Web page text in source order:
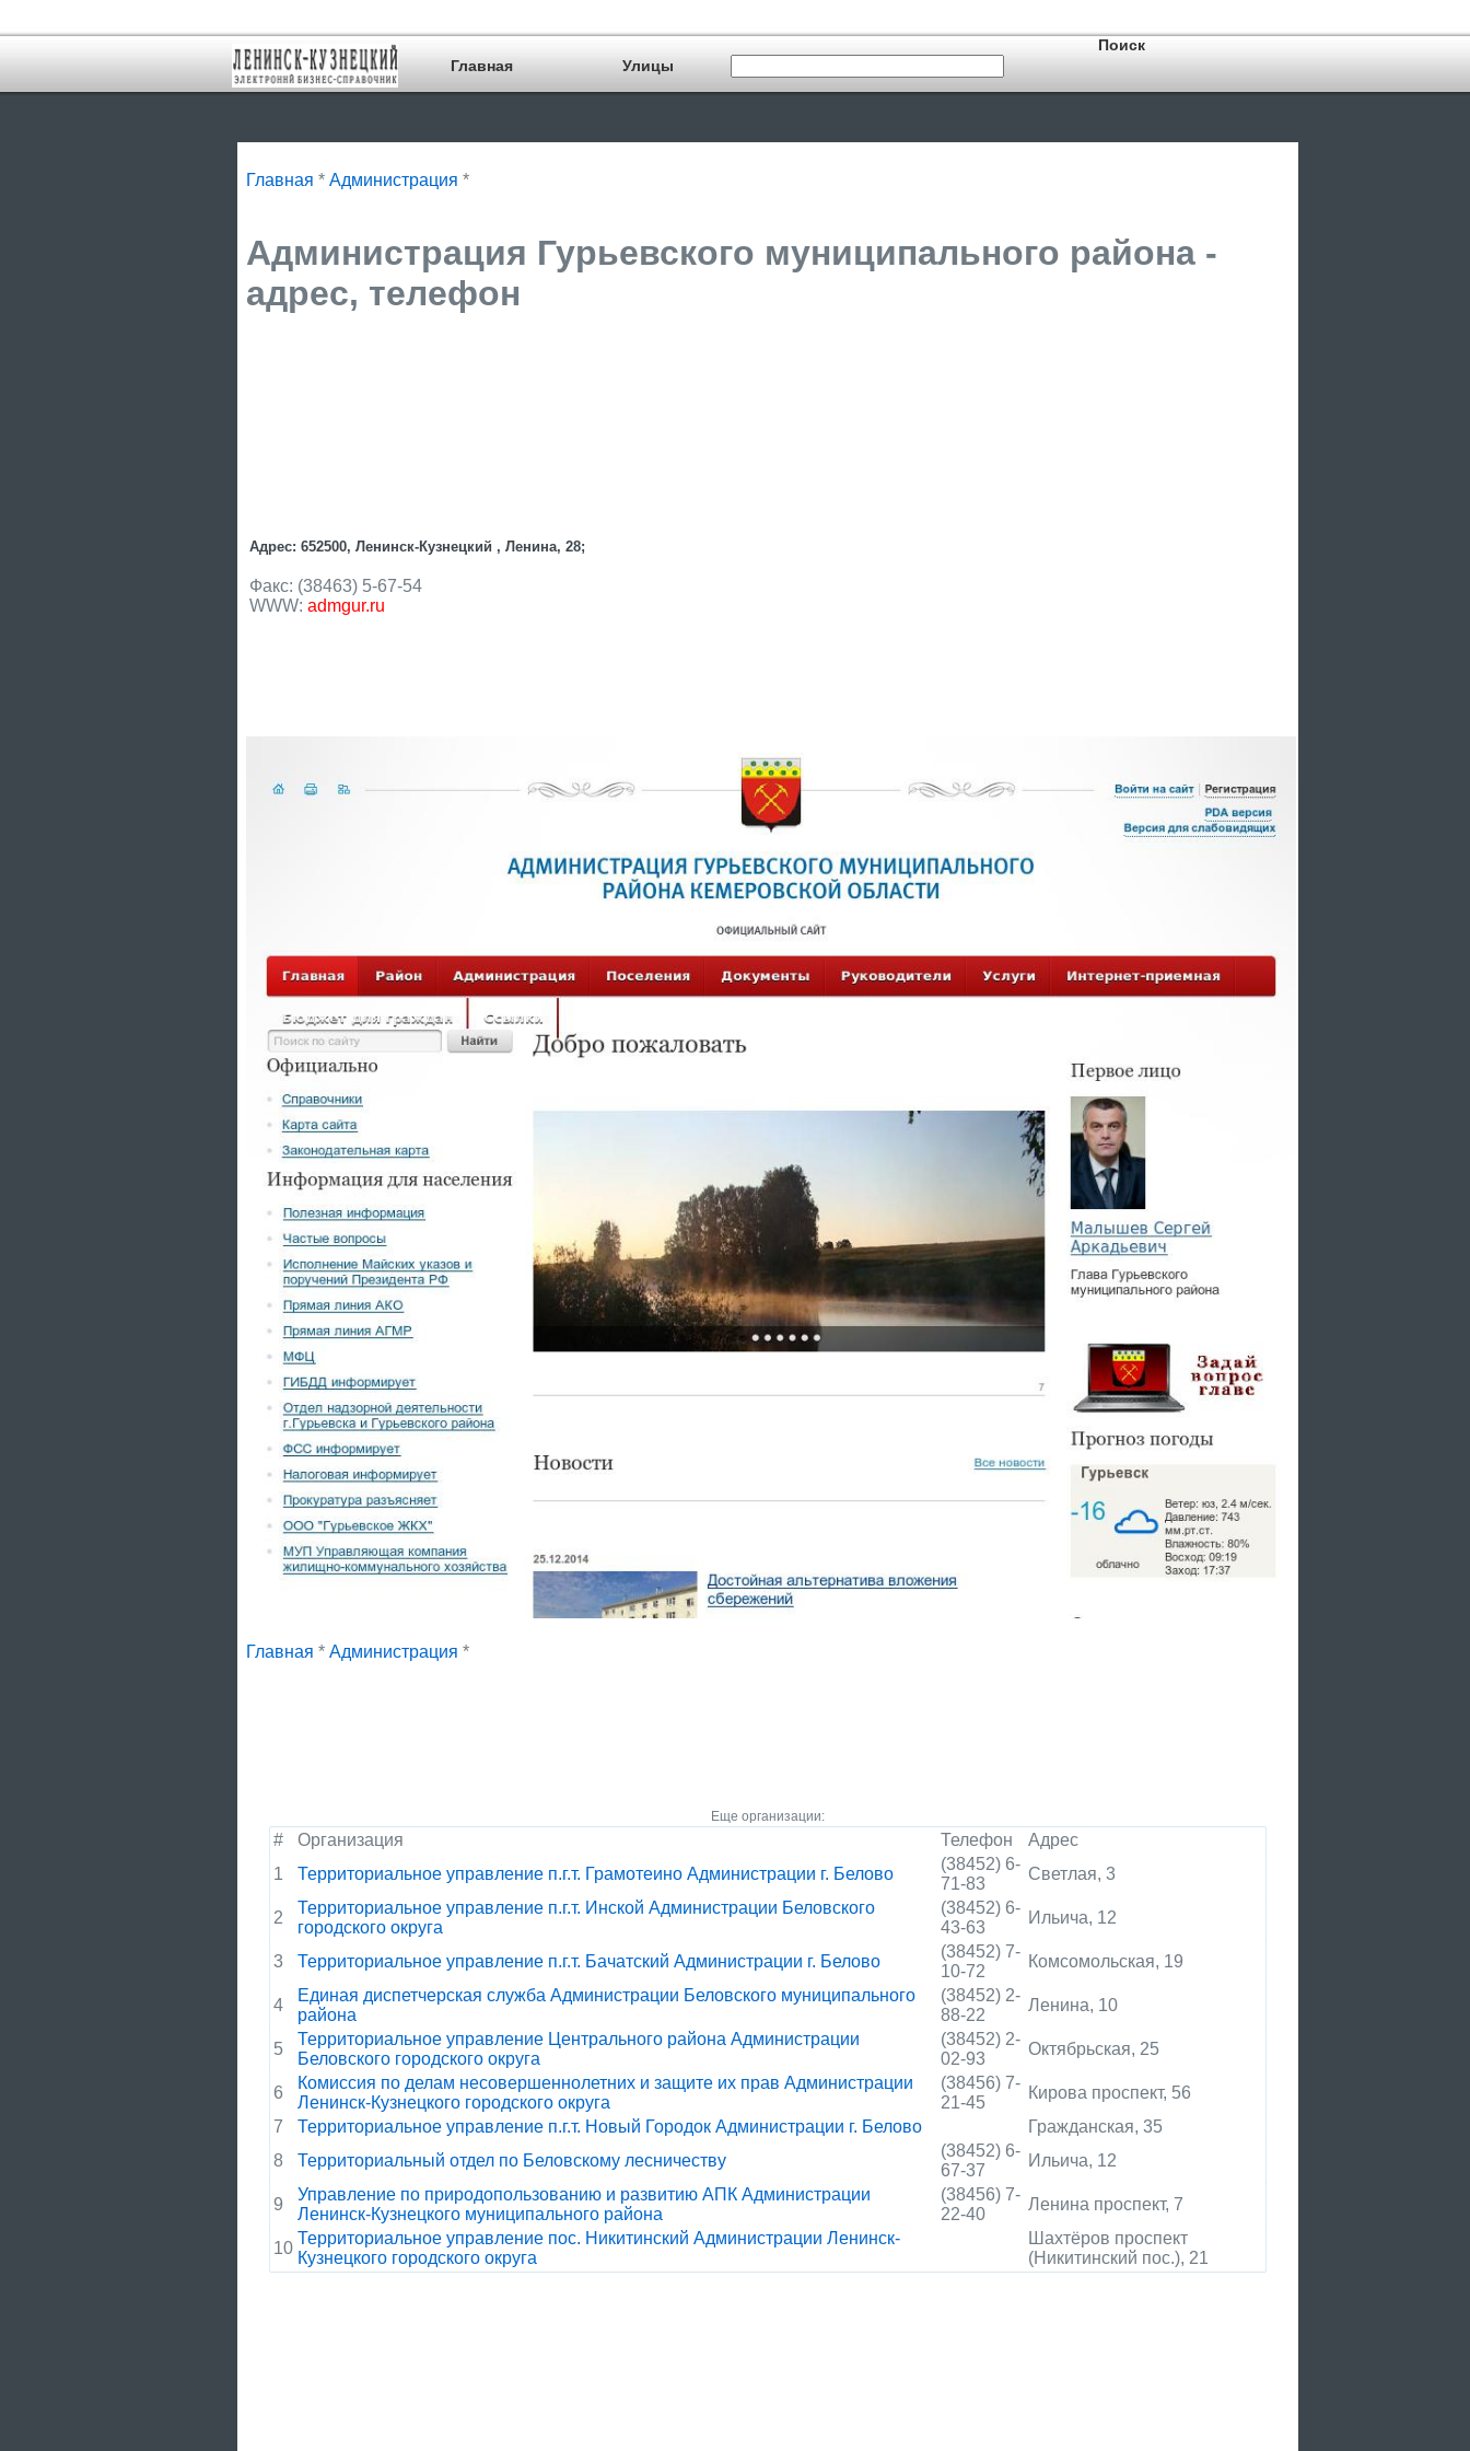
Главная Улицы
Главная * Администрация *
Администрация Гурьевского муниципального района -
адрес, телефон
Адрес: 652500, Ленинск-Кузнецкий , Ленина, 28;
Факс: (38463) 5-67-54
WWW: admgur.ru
Главная * Администрация *
Еще организации:
# Организация Телефон
Адрес
1
Территориальное управление п.г.т. Грамотеино Администрации г. Белово
(38452) 6-
71-83
Светлая, 3
2
Территориальное управление п.г.т. Инской Администрации Беловского
городского округа
(38452) 6-
43-63
Ильича, 12
3 Территориальное управление п.г.т. Бачатский Администрации г. Белово
(38452) 7-
10-72
Комсомольская, 19
4
Единая диспетчерская служба Администрации Беловского муниципального
района
(38452) 2-
88-22
Ленина, 10
5
Территориальное управление Центрального района Администрации
Беловского городского округа
(38452) 2-
02-93
Октябрьская, 25
6
Комиссия по делам несовершеннолетних и защите их прав Администрации
Ленинск-Кузнецкого городского округа
(38456) 7-
21-45
Кирова проспект, 56
7
Территориальное управление п.г.т. Новый Городок Администрации г. Белово
Гражданская, 35
8
Территориальный отдел по Беловскому лесничеству
(38452) 6-
67-37
Ильича, 12
9
Управление по природопользованию и развитию АПК Администрации
Ленинск-Кузнецкого муниципального района
(38456) 7-
22-40
Ленина проспект, 7
10
Территориальное управление пос. Никитинский Администрации Ленинск-
Кузнецкого городского округа
Шахтёров проспект
(Никитинский пос.), 21